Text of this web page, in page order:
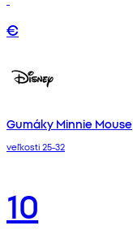
€
Gumáky Minnie Mouse
veľkosti 25-32
10